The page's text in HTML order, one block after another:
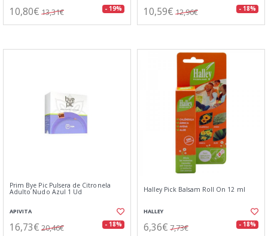
10,80€ 13,31€ - 19% 10,59€ 12,96€ - 18%
Prim Bye Pic Pulsera de Citronela
Adulto Nudo Azul 1 Ud
APIVITA
16,73€ 20,46€ - 18%
Halley Pick Balsam Roll On 12 ml
HALLEY
6,36€ 7,73€ - 18%